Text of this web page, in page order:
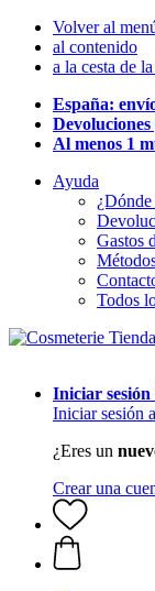
Volver al
al contenido
a la cesta de
España:
Al menos 1
Ayuda
Gastos
Todos
Iniciar sesión
Iniciar sesión
¿Eres un
Crear una